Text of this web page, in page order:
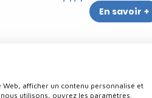
En savoir +
de confidentialitéPlan du site
afficher un contenu personnalisé et
utilisons, ouvrez les paramètres.